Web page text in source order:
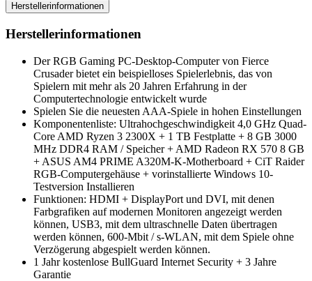
Herstellerinformationen
Herstellerinformationen
Der RGB Gaming PC-Desktop-Computer von Fierce
Crusader bietet ein beispielloses Spielerlebnis, das von
Spielern mit mehr als 20 Jahren Erfahrung in der
Computertechnologie entwickelt wurde
Spielen Sie die neuesten AAA-Spiele in hohen Einstellungen
Komponentenliste: Ultrahochgeschwindigkeit 4,0 GHz Quad-
Core AMD Ryzen 3 2300X + 1 TB Festplatte + 8 GB 3000
MHz DDR4 RAM / Speicher + AMD Radeon RX 570 8 GB
+ ASUS AM4 PRIME A320M-K-Motherboard + CiT Raider
RGB-Computergehäuse + vorinstallierte Windows 10-
Testversion Installieren
Funktionen: HDMI + DisplayPort und DVI, mit denen
Farbgrafiken auf modernen Monitoren angezeigt werden
können, USB3, mit dem ultraschnelle Daten übertragen
werden können, 600-Mbit / s-WLAN, mit dem Spiele ohne
Verzögerung abgespielt werden können.
1 Jahr kostenlose BullGuard Internet Security + 3 Jahre
Garantie